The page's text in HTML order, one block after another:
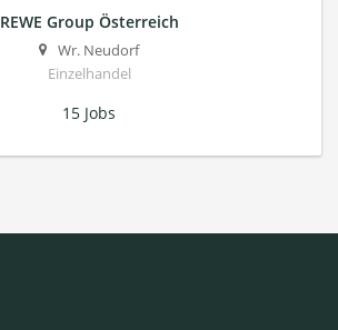
REWE Group Österreich
Wr. Neudorf
Einzelhandel
15 Jobs